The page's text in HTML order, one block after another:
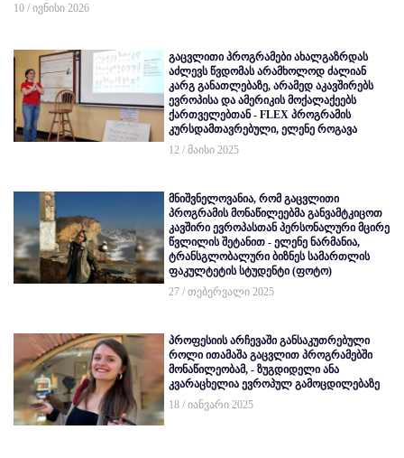
10 / ივნისი 2026
გაცვლითი პროგრამები ახალგაზრდას
აძლევს წვდომას არამხოლოდ ძალიან
კარგ განათლებაზე, არამედ აკავშირებს
ევროპისა და ამერიკის მოქალაქეებს
ქართველებთან - FLEX პროგრამის
კურსდამთავრებული, ელენე როგავა
12 / მაისი 2025
მნიშვნელოვანია, რომ გაცვლითი
პროგრამის მონაწილეებმა განვამტკიცოთ
კავშირი ევროპასთან პერსონალური მცირე
წვლილის შეტანით - ელენე ნარმანია,
ტრანსგლობალური ბიზნეს სამართლის
ფაკულტეტის სტუდენტი (ფოტო)
27 / თებერვალი 2025
პროფესიის არჩევაში განსაკუთრებული
როლი ითამაშა გაცვლით პროგრამებში
მონაწილეობამ, - ზუგდიდელი ანა
კვარაცხელია ევროპულ გამოცდილებაზე
18 / იანვარი 2025